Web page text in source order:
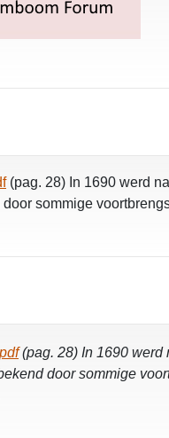
(pag. 28) In 1690 werd
sommige
(pag. 28) In 1690 werd
door sommige